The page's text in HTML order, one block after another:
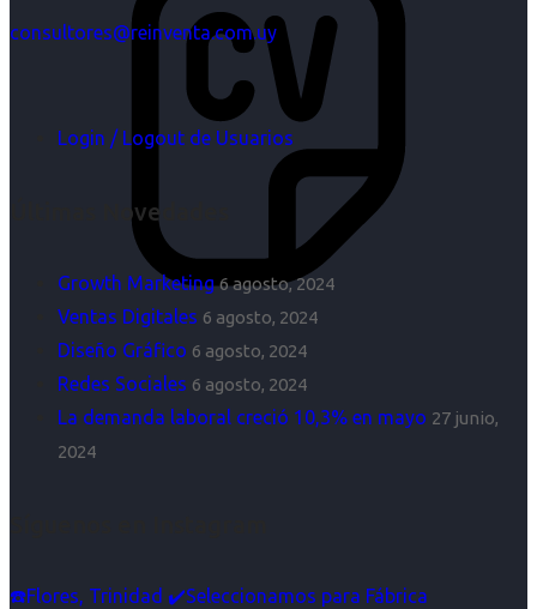
consultores@reinventa.com.uy
Login / Logout de Usuarios
Últimas Novedades
Growth Marketing 6 agosto, 2024
Ventas Digitales 6 agosto, 2024
Diseño Gráfico 6 agosto, 2024
Redes Sociales 6 agosto, 2024
La demanda laboral creció 10,3% en mayo 27 junio,
2024
☎️Flores, Trinidad ✔️Seleccionamos para Fábrica